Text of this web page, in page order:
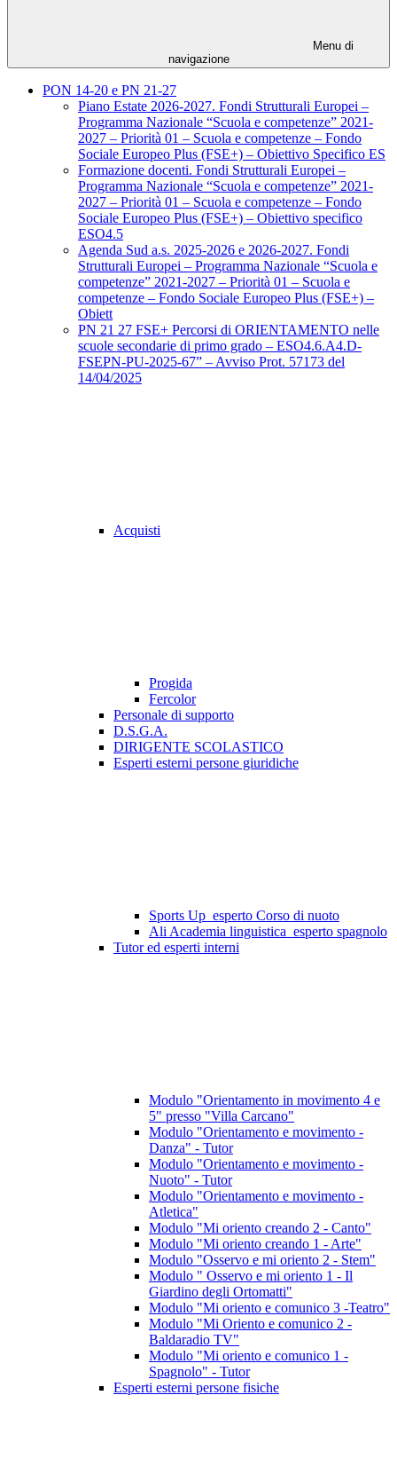
Menu di
navigazione
PON 14-20 e PN 21-27
Piano Estate 2026-2027. Fondi Strutturali Europei –
Programma Nazionale “Scuola e competenze” 2021-
2027 – Priorità 01 – Scuola e competenze – Fondo
Sociale Europeo Plus (FSE+) – Obiettivo Specifico ES
Formazione docenti. Fondi Strutturali Europei –
Programma Nazionale “Scuola e competenze” 2021-
2027 – Priorità 01 – Scuola e competenze – Fondo
Sociale Europeo Plus (FSE+) – Obiettivo specifico
ESO4.5
Agenda Sud a.s. 2025-2026 e 2026-2027. Fondi
Strutturali Europei – Programma Nazionale “Scuola e
competenze” 2021-2027 – Priorità 01 – Scuola e
competenze – Fondo Sociale Europeo Plus (FSE+) –
Obiett
PN 21 27 FSE+ Percorsi di ORIENTAMENTO nelle
scuole secondarie di primo grado – ESO4.6.A4.D-
FSEPN-PU-2025-67” – Avviso Prot. 57173 del
14/04/2025
Acquisti
Progida
Fercolor
Personale di supporto
D.S.G.A.
DIRIGENTE SCOLASTICO
Esperti esterni persone giuridiche
Sports Up_esperto Corso di nuoto
Ali Academia linguistica_esperto spagnolo
Tutor ed esperti interni
Modulo "Orientamento in movimento 4 e
5" presso "Villa Carcano"
Modulo "Orientamento e movimento -
Danza" - Tutor
Modulo "Orientamento e movimento -
Nuoto" - Tutor
Modulo "Orientamento e movimento -
Atletica"
Modulo "Mi oriento creando 2 - Canto"
Modulo "Mi oriento creando 1 - Arte"
Modulo "Osservo e mi oriento 2 - Stem"
Modulo " Osservo e mi oriento 1 - Il
Giardino degli Ortomatti"
Modulo "Mi oriento e comunico 3 -Teatro"
Modulo "Mi Oriento e comunico 2 -
Baldaradio TV"
Modulo "Mi oriento e comunico 1 -
Spagnolo" - Tutor
Esperti esterni persone fisiche